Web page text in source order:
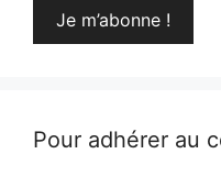
Pour adhérer au